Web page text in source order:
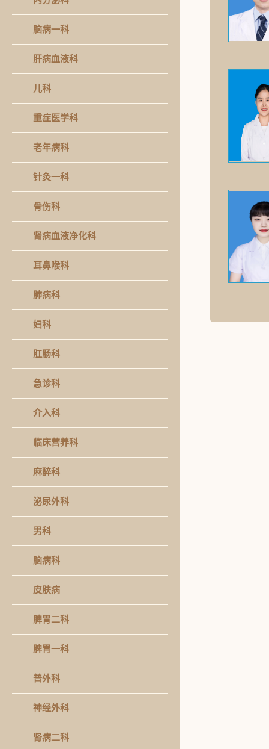
脑病一科
肝病血液科
儿科
重症医学科
老年病科
针灸一科
骨伤科
肾病血液净化科
耳鼻喉科
肺病科
妇科
肛肠科
急诊科
介入科
临床营养科
麻醉科
泌尿外科
男科
脑病科
皮肤病
脾胃二科
脾胃一科
普外科
神经外科
肾病二科